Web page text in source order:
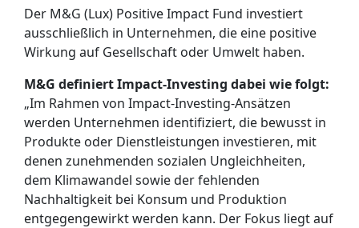
Der M&G (Lux) Positive Impact Fund investiert
ausschließlich in Unternehmen, die eine positive
Wirkung auf Gesellschaft oder Umwelt haben.
M&G definiert Impact-Investing dabei wie folgt:
„Im Rahmen von Impact-Investing-Ansätzen
werden Unternehmen identifiziert, die bewusst in
Produkte oder Dienstleistungen investieren, mit
denen zunehmenden sozialen Ungleichheiten,
dem Klimawandel sowie der fehlenden
Nachhaltigkeit bei Konsum und Produktion
entgegengewirkt werden kann. Der Fokus liegt auf